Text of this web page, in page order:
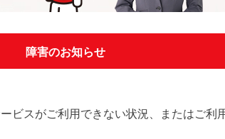
障害のお知らせ
ビスがご利用できない状況、またはご利